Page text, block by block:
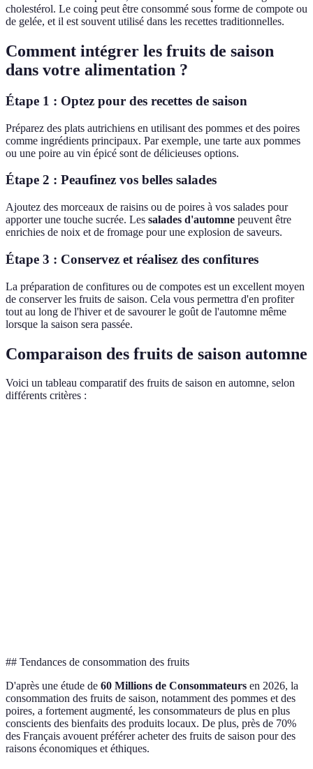
cholestérol. Le coing peut être consommé sous forme de compote ou
de gelée, et il est souvent utilisé dans les recettes traditionnelles.
Comment intégrer les fruits de saison
dans votre alimentation ?
Étape 1 : Optez pour des recettes de saison
Préparez des plats autrichiens en utilisant des pommes et des poires
comme ingrédients principaux. Par exemple, une tarte aux pommes
ou une poire au vin épicé sont de délicieuses options.
Étape 2 : Peaufinez vos belles salades
Ajoutez des morceaux de raisins ou de poires à vos salades pour
apporter une touche sucrée. Les salades d'automne peuvent être
enrichies de noix et de fromage pour une explosion de saveurs.
Étape 3 : Conservez et réalisez des confitures
La préparation de confitures ou de compotes est un excellent moyen
de conserver les fruits de saison. Cela vous permettra d'en profiter
tout au long de l'hiver et de savourer le goût de l'automne même
lorsque la saison sera passée.
Comparaison des fruits de saison automne
Voici un tableau comparatif des fruits de saison en automne, selon
différents critères :
## Tendances de consommation des fruits
D'après une étude de 60 Millions de Consommateurs en 2026, la
consommation des fruits de saison, notamment des pommes et des
poires, a fortement augmenté, les consommateurs de plus en plus
conscients des bienfaits des produits locaux. De plus, près de 70%
des Français avouent préférer acheter des fruits de saison pour des
raisons économiques et éthiques.